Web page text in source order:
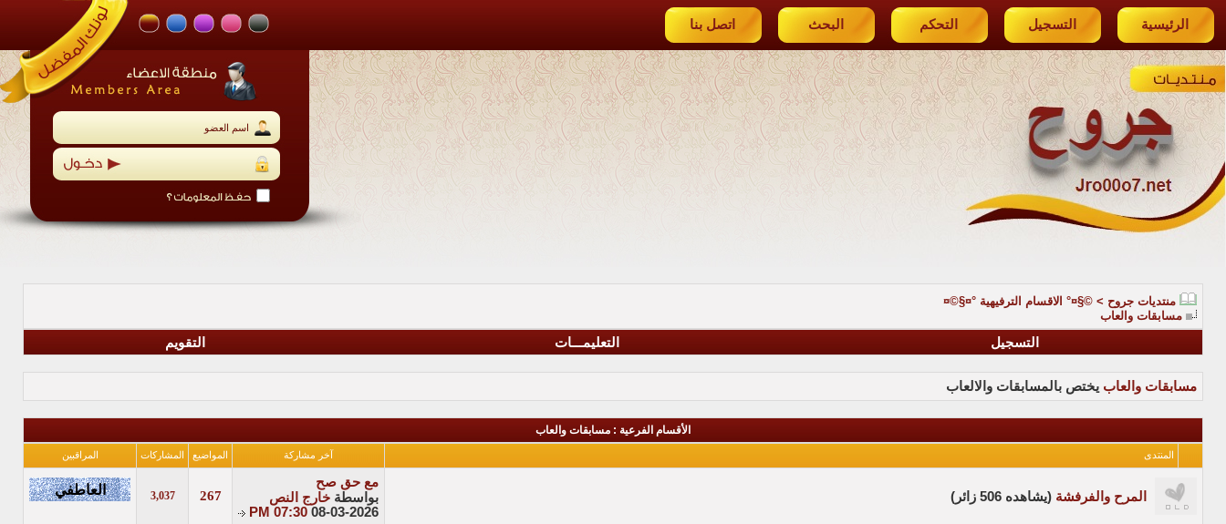
الرئيسية التسجيل التحكم البحث اتصل بنا
منتديات جروح > ©§¤° الاقسام الترفيهية °¤§©¤
مسابقات والعاب
التسجيل التعليمـــات التقويم
مسابقات والعاب يختص بالمسابقات والالعاب
الأقسام الفرعية : مسابقات والعاب
المنتدى آخر مشاركة المواضيع المشاركات المراقبين
المرح والفرفشة (يشاهده 506 زائر)
مع حق صح
بواسطة خارج النص
08-03-2026
07:30 PM
267
3,037